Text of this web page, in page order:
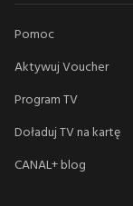
Pomoc
Aktywuj Voucher
Program TV
Doładuj TV na kartę
CANAL+ blog